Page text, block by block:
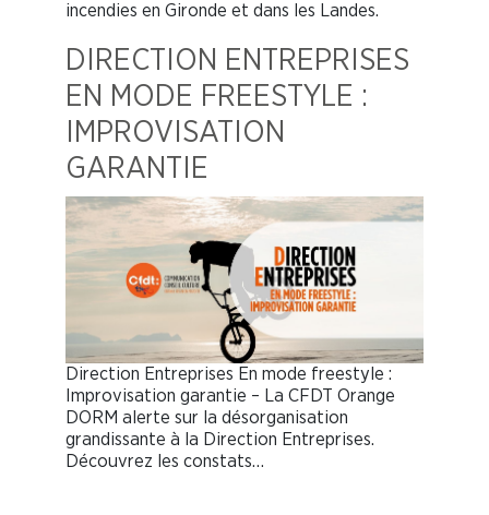
incendies en Gironde et dans les Landes.
DIRECTION ENTREPRISES
EN MODE FREESTYLE :
IMPROVISATION
GARANTIE
Direction Entreprises En mode freestyle :
Improvisation garantie – La CFDT Orange
DORM alerte sur la désorganisation
grandissante à la Direction Entreprises.
Découvrez les constats…